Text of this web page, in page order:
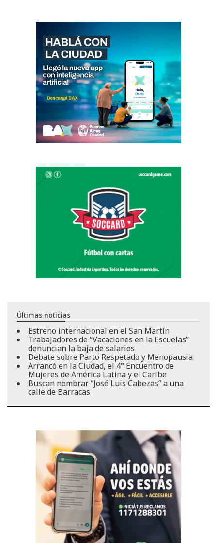
Últimas noticias
Estreno internacional en el San Martín
Trabajadores de “Vacaciones en la Escuelas”
denuncian la baja de salarios
Debate sobre Parto Respetado y Menopausia
Arrancó en la Ciudad, el 4° Encuentro de
Mujeres de América Latina y el Caribe
Buscan nombrar “José Luis Cabezas” a una
calle de Barracas